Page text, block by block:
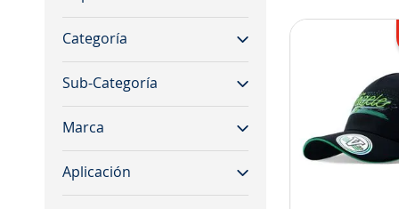
maquinaria
shop
Categoría
elementos de desgaste
jockey
Sub-Categoría
filtro de aceite
filtro de aire
Marca
vogele
Aplicación